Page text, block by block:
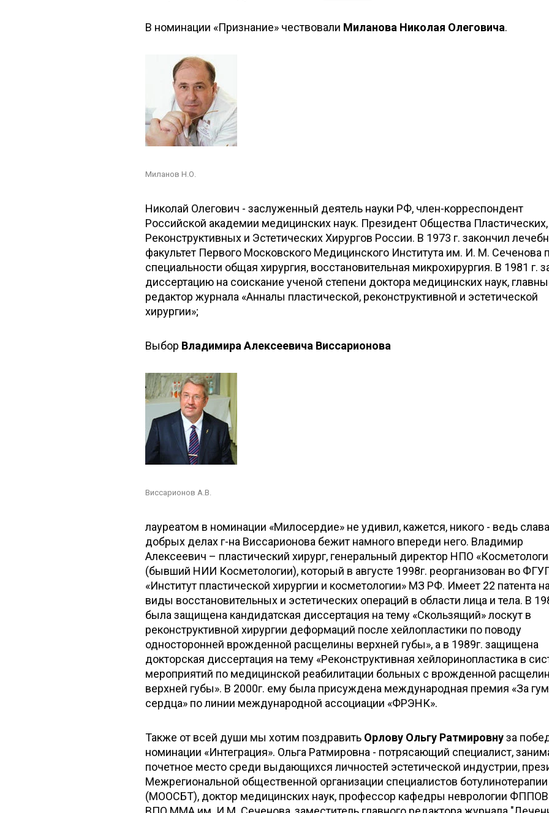
В номинации «Признание» чествовали Миланова Николая Олеговича.
Миланов Н.О.
Николай Олегович - заслуженный деятель науки РФ, член-корреспондент
Российской академии медицинских наук. Президент Общества Пластических,
Реконструктивных и Эстетических Хирургов России. В 1973 г. закончил
факультет Первого Московского Медицинского Института им. И. М. Сеченова
специальности общая хирургия, восстановительная микрохирургия. В 1981 г.
диссертацию на соискание ученой степени доктора медицинских наук,
редактор журнала «Анналы пластической, реконструктивной и эстетической
хирургии»;
Выбор Владимира Алексеевича Виссарионова
Виссарионов А.В.
лауреатом в номинации «Милосердие» не удивил, кажется, никого - ведь
добрых делах г-на Виссарионова бежит намного впереди него. Владимир
Алексеевич – пластический хирург, генеральный директор НПО
(бывший НИИ Косметологии), который в августе 1998г. реорганизован во
«Институт пластической хирургии и косметологии» МЗ РФ. Имеет 22 патента
виды восстановительных и эстетических операций в области лица и тела. В
была защищена кандидатская диссертация на тему «Скользящий» лоскут в
реконструктивной хирургии деформаций после хейлопластики по поводу
односторонней врожденной расщелины верхней губы», а в 1989г. защищена
докторская диссертация на тему «Реконструктивная хейлоринопластика в
мероприятий по медицинской реабилитации больных с врожденной
верхней губы». В 2000г. ему была присуждена международная премия «За
сердца» по линии международной ассоциации «ФРЭНК».
Также от всей души мы хотим поздравить Орлову Ольгу Ратмировнуза
номинации «Интеграция». Ольга Ратмировна - потрясающий специалист,
почетное место среди выдающихся личностей эстетической индустрии,
Межрегиональной общественной организации специалистов ботулинотерапии
(МООСБТ), доктор медицинских наук, профессор кафедры неврологии